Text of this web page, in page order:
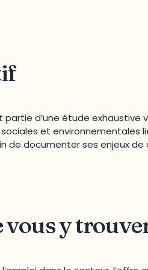
d’une étude exhaustive
et environnementales
de documenter ses enjeux
vous y